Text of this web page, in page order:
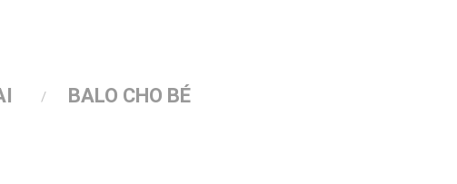
BALO CHO BÉ